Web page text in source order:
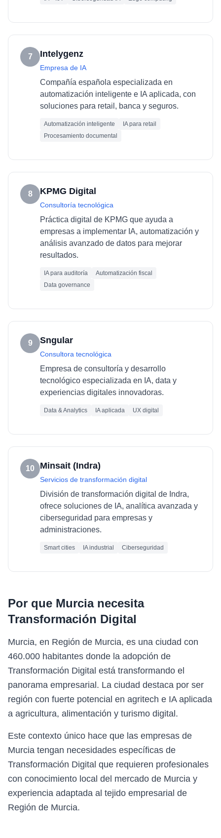
7 Intelygenz
Empresa de IA
Compañía española especializada en
automatización inteligente e IA aplicada, con
soluciones para retail, banca y seguros.
Automatización inteligente
IA para retail
Procesamiento documental
8 KPMG Digital
Consultoría tecnológica
Práctica digital de KPMG que ayuda a
empresas a implementar IA, automatización y
análisis avanzado de datos para mejorar
resultados.
IA para auditoría
Automatización fiscal
Data governance
9 Sngular
Consultora tecnológica
Empresa de consultoría y desarrollo
tecnológico especializada en IA, data y
experiencias digitales innovadoras.
Data & Analytics IA aplicada UX digital
10 Minsait (Indra)
Servicios de transformación digital
División de transformación digital de Indra,
ofrece soluciones de IA, analítica avanzada y
ciberseguridad para empresas y
administraciones.
Smart cities IA industrial Ciberseguridad
Por que Murcianecesita
Transformación Digital
Murcia, en Región de Murcia, es una ciudad con
460.000 habitantes donde la adopción de
Transformación Digital está transformando el
panorama empresarial. La ciudad destaca por ser
región con fuerte potencial en agritech e IA aplicada
a agricultura, alimentación y turismo digital.
Este contexto único hace que las empresas de
Murcia tengan necesidades específicas de
Transformación Digital que requieren profesionales
con conocimiento local del mercado de Murcia y
experiencia adaptada al tejido empresarial de
Región de Murcia.